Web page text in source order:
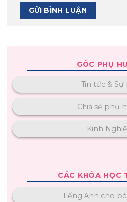
GÓC PHỤ
Tin tức & Sự
Chia sẻ phụ
Kinh
CÁC KHÓA HỌC
Tiếng Anh cho bé